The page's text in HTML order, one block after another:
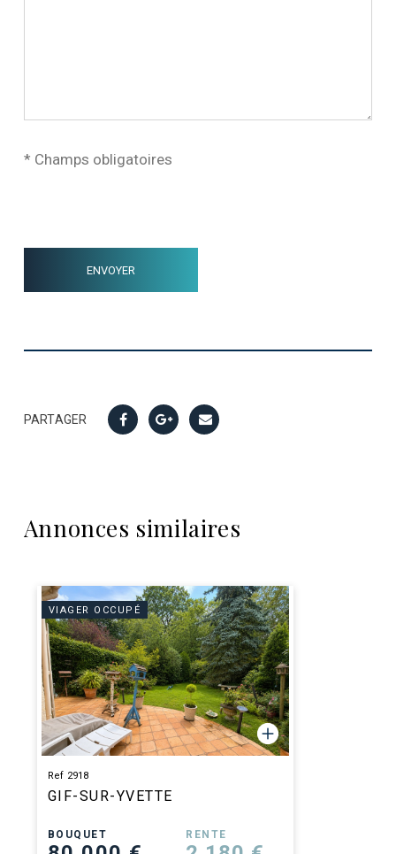
* Champs obligatoires
PARTAGER
Annonces similaires
VIAGER OCCUPÉ
Ref 2918
GIF-SUR-YVETTE
BOUQUET RENTE